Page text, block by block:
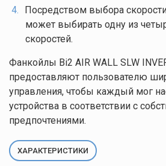
Посредством выбора
может выбирать одну из
скоростей.
Фанкойлы Bi2 AIR WALL SLW
предоставляют пользователю
управления, чтобы каждый мог
устройства в соответствии с
предпочтениями.
ХАРАКТЕРИСТИКИ
Ваши
успешно